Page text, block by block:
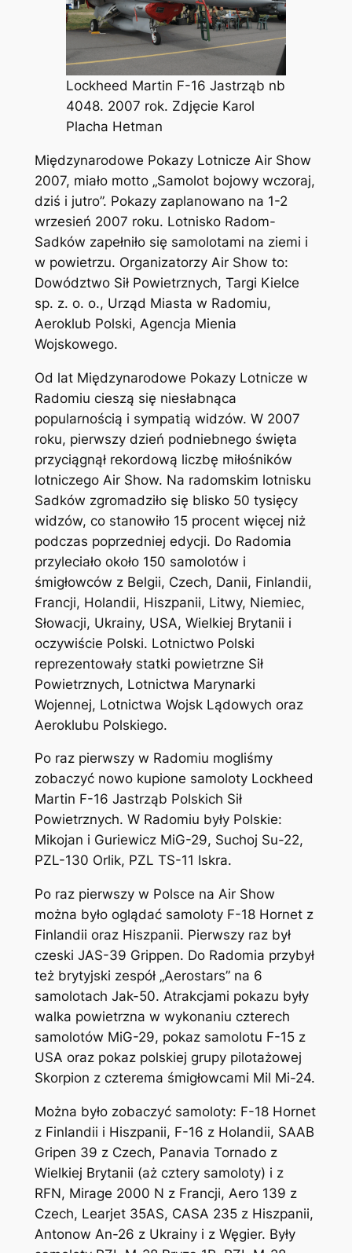
Lockheed Martin F-16 Jastrząb nb
4048. 2007 rok. Zdjęcie Karol
Placha Hetman
Międzynarodowe Pokazy Lotnicze Air Show
2007, miało motto „Samolot bojowy wczoraj,
dziś i jutro”. Pokazy zaplanowano na 1-2
wrzesień 2007 roku. Lotnisko Radom-
Sadków zapełniło się samolotami na ziemi i
w powietrzu. Organizatorzy Air Show to:
Dowództwo Sił Powietrznych, Targi Kielce
sp. z. o. o., Urząd Miasta w Radomiu,
Aeroklub Polski, Agencja Mienia
Wojskowego.
Od lat Międzynarodowe Pokazy Lotnicze w
Radomiu cieszą się niesłabnąca
popularnością i sympatią widzów. W 2007
roku, pierwszy dzień podniebnego święta
przyciągnął rekordową liczbę miłośników
lotniczego Air Show. Na radomskim lotnisku
Sadków zgromadziło się blisko 50 tysięcy
widzów, co stanowiło 15 procent więcej niż
podczas poprzedniej edycji. Do Radomia
przyleciało około 150 samolotów i
śmigłowców z Belgii, Czech, Danii, Finlandii,
Francji, Holandii, Hiszpanii, Litwy, Niemiec,
Słowacji, Ukrainy, USA, Wielkiej Brytanii i
oczywiście Polski. Lotnictwo Polski
reprezentowały statki powietrzne Sił
Powietrznych, Lotnictwa Marynarki
Wojennej, Lotnictwa Wojsk Lądowych oraz
Aeroklubu Polskiego.
Po raz pierwszy w Radomiu mogliśmy
zobaczyć nowo kupione samoloty Lockheed
Martin F-16 Jastrząb Polskich Sił
Powietrznych. W Radomiu były Polskie:
Mikojan i Guriewicz MiG-29, Suchoj Su-22,
PZL-130 Orlik, PZL TS-11 Iskra.
Po raz pierwszy w Polsce na Air Show
można było oglądać samoloty F-18 Hornet z
Finlandii oraz Hiszpanii. Pierwszy raz był
czeski JAS-39 Grippen. Do Radomia przybył
też brytyjski zespół „Aerostars” na 6
samolotach Jak-50. Atrakcjami pokazu były
walka powietrzna w wykonaniu czterech
samolotów MiG-29, pokaz samolotu F-15 z
USA oraz pokaz polskiej grupy pilotażowej
Skorpion z czterema śmigłowcami Mil Mi-24.
Można było zobaczyć samoloty: F-18 Hornet
z Finlandii i Hiszpanii, F-16 z Holandii, SAAB
Gripen 39 z Czech, Panavia Tornado z
Wielkiej Brytanii (aż cztery samoloty) i z
RFN, Mirage 2000 N z Francji, Aero 139 z
Czech, Learjet 35AS, CASA 235 z Hiszpanii,
Antonow An-26 z Ukrainy i z Węgier. Były